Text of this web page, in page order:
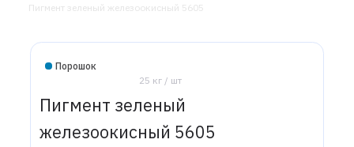
Пигмент зеленый железоокисный 5605
Порошок
25 кг / шт
Пигмент зеленый
железоокисный 5605